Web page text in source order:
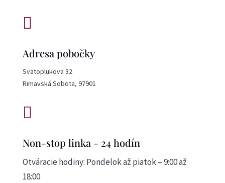

Adresa pobočky
Svätoplukova 32
Rimavská Sobota, 97901

Non-stop linka - 24 hodín
Otváracie hodiny: Pondelok až piatok – 9:00 až
18:00